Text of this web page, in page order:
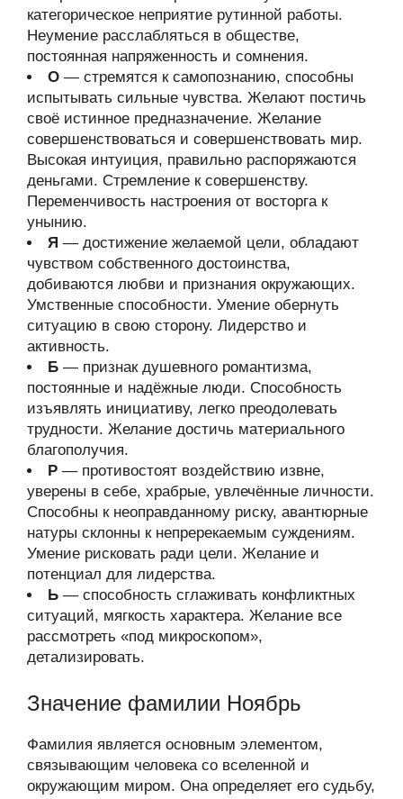
категорическое неприятие рутинной работы.
Неумение расслабляться в обществе,
постоянная напряженность и сомнения.
О — стремятся к самопознанию, способны
испытывать сильные чувства. Желают постичь
своё истинное предназначение. Желание
совершенствоваться и совершенствовать мир.
Высокая интуиция, правильно распоряжаются
деньгами. Стремление к совершенству.
Переменчивость настроения от восторга к
унынию.
Я — достижение желаемой цели, обладают
чувством собственного достоинства,
добиваются любви и признания окружающих.
Умственные способности. Умение обернуть
ситуацию в свою сторону. Лидерство и
активность.
Б — признак душевного романтизма,
постоянные и надёжные люди. Способность
изъявлять инициативу, легко преодолевать
трудности. Желание достичь материального
благополучия.
Р — противостоят воздействию извне,
уверены в себе, храбрые, увлечённые личности.
Способны к неоправданному риску, авантюрные
натуры склонны к непререкаемым суждениям.
Умение рисковать ради цели. Желание и
потенциал для лидерства.
Ь — способность сглаживать конфликтных
ситуаций, мягкость характера. Желание все
рассмотреть «под микроскопом»,
детализировать.
Значение фамилии Ноябрь
Фамилия является основным элементом,
связывающим человека со вселенной и
окружающим миром. Она определяет его судьбу,